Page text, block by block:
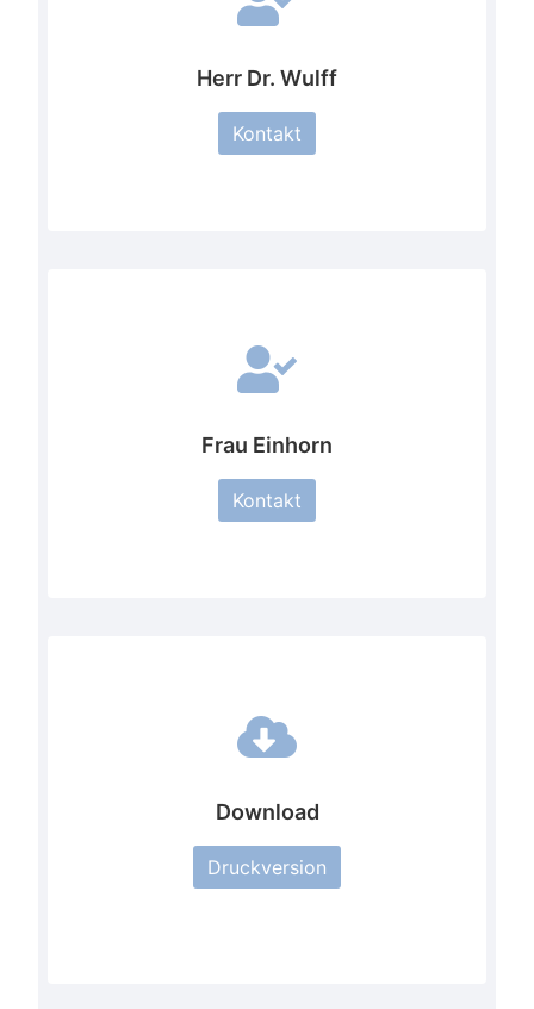
Herr Dr. Wulff
Kontakt
Frau Einhorn
Kontakt
Download
Druckversion